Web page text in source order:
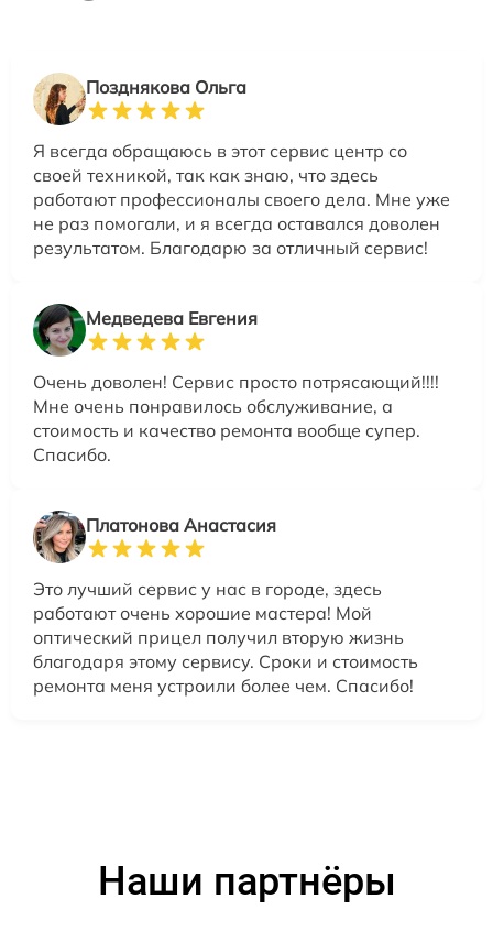
Позднякова Ольга
Я всегда обращаюсь в этот сервис центр со
своей техникой, так как знаю, что здесь
работают профессионалы своего дела. Мне уже
не раз помогали, и я всегда оставался доволен
результатом. Благодарю за отличный сервис!
Медведева Евгения
Очень доволен! Сервис просто потрясающий!!!!
Мне очень понравилось обслуживание, а
стоимость и качество ремонта вообще супер.
Спасибо.
Платонова Анастасия
Это лучший сервис у нас в городе, здесь
работают очень хорошие мастера! Мой
оптический прицел получил вторую жизнь
благодаря этому сервису. Сроки и стоимость
ремонта меня устроили более чем. Спасибо!
Наши партнёры